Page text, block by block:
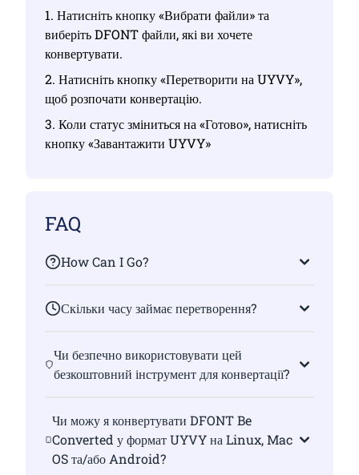
1. Натисніть кнопку «Вибрати файли» та
виберіть DFONT файли, які ви хочете
конвертувати.
2. Натисніть кнопку «Перетворити на UYVY»,
щоб розпочати конвертацію.
3. Коли статус зміниться на «Готово», натисніть
кнопку «Завантажити UYVY»
FAQ
How Can I Go?
Скільки часу займає перетворення?
Чи безпечно використовувати цей
безкоштовний інструмент для конвертації?
Чи можу я конвертувати DFONT Be
Converted у формат UYVY на Linux, Mac
OS та/або Android?